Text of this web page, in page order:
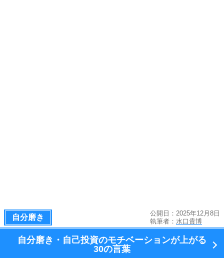
自分磨き
公開日：2025年12月8日
執筆者： 水口貴博
自分磨き・自己投資のモチベーションが上がる
30の言葉